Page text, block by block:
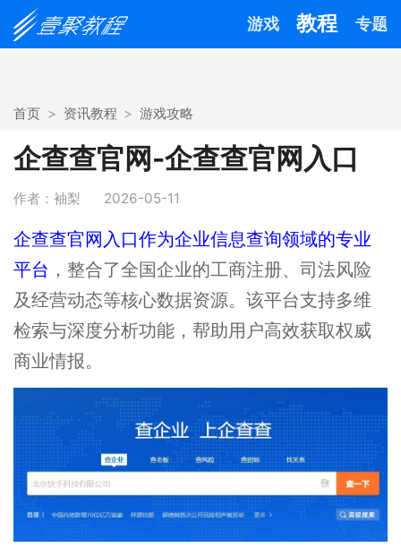
游戏 教程 专题
首页 资讯教程 游戏攻略
企查查官网-企查查官网入口
作者：袖梨 2026-05-11
企查查官网入口作为企业信息查询领域的专业
平台 ，整合了全国企业的工商注册、司法风险
及经营动态等核心数据资源。该平台支持多维
检索与深度分析功能，帮助用户高效获取权威
商业情报。